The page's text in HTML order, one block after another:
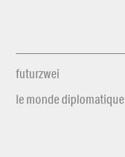
futurzwei
le monde diplomatique